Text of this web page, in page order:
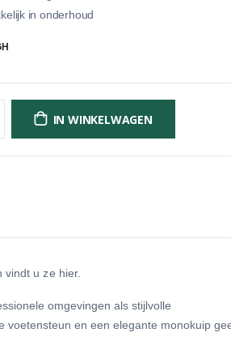
in onderhoud
IN WINKELWAGEN
omgevingen als stijlvolle
en een elegante monokuip
u ze hier.